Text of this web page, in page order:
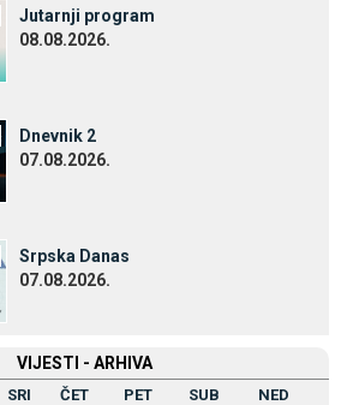
Јutarnji program
08.08.2026.
Dnevnik 2
07.08.2026.
Srpska Danas
07.08.2026.
VIЈESTI - ARHIVA
SRI ČET PET SUB NED